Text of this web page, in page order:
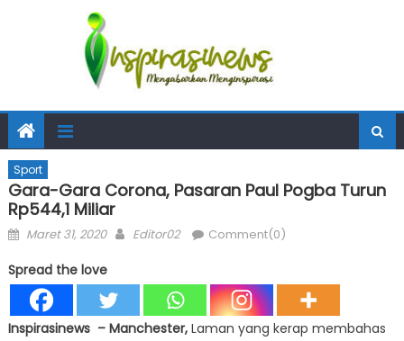
Sport
Gara-Gara Corona, Pasaran Paul Pogba Turun
Rp544,1 Miliar
Posted
Maret 31, 2020 Author
Editor02 Comment(0)
Spread the love
Inspirasinews – Manchester, Laman yang kerap membahas